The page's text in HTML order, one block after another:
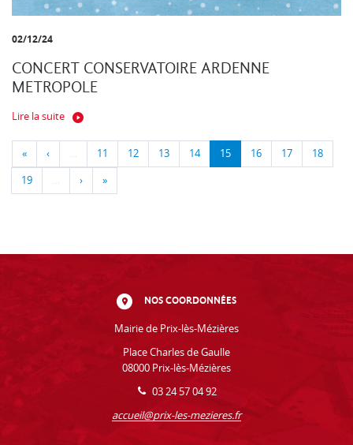
02/12/24
CONCERT CONSERVATOIRE ARDENNE
METROPOLE
Lire la suite
« ‹ … 11 12 13 14 15 16 17 18
19 … › »
NOS COORDONNÉES
Mairie de Prix-lès-Mézières
Place Charles de Gaulle
08000 Prix-lès-Mézières
03 24 57 04 92
accueil@prix-les-mezieres.fr